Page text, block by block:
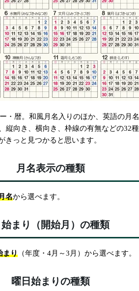
・暦。和風月名入りのほか、英語の月
縦向き、横向き、枠線の有無などの32
っと見つかると思います。
月名表示の種類
名から選べます。
始まり（開始月）の種類
まり （年度・4月～3月）から選べます。
曜日始まりの種類